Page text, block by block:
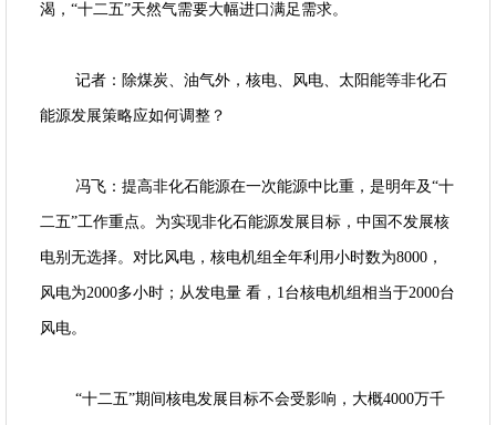
渴，“十二五”天然气需要大幅进口满足需求。
记者：除煤炭、油气外，核电、风电、太阳能等非化石
能源发展策略应如何调整？
冯飞：提高非化石能源在一次能源中比重，是明年及“十
二五”工作重点。为实现非化石能源发展目标，中国不发展核
电别无选择。对比风电，核电机组全年利用小时数为8000，
风电为2000多小时；从发电量 看，1台核电机组相当于2000台
风电。
“十二五”期间核电发展目标不会受影响，大概4000万千